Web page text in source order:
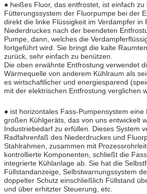
● heißes Fluor, das entfrostet, ist einfach zu
Fütterungssystem der Fluorpumpe bei der
direkt die linke Flüssigkeit im Verdampfer in
Niederdruckes nach der beendeten
Pumpe, dann, welches die
fortgeführt wird. Sie bringt die kalte
zurück, sehr einfach zu benützen.
Die oben erwähnte Entfrostung verwendet
Wärmequelle von anderem Kühlraum als
es wirtschaftlicher und energiesparend
mit der elektrischen Entfrostung verglichen
● ist horizontales Fass-Pumpensystem eine
großen Kühlgeräts, das von uns entwickelt
Industriebedarf zu erfüllen. Dieses System
Radfahrenfaß des Niederdruckes und
Stahlrahmen, zusammen mit
kontrollierte Komponenten, schließt die
integrierte Kühlanlage ab. Sie hat die
Füllstandanzeige, Selbstwarnungssystem
doppelter Schutz einschließlich Füllstand
und über erhitzter Steuerung, etc.